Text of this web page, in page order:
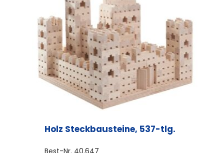
Holz Steckbausteine, 537-tlg.
Best-Nr. 40.647